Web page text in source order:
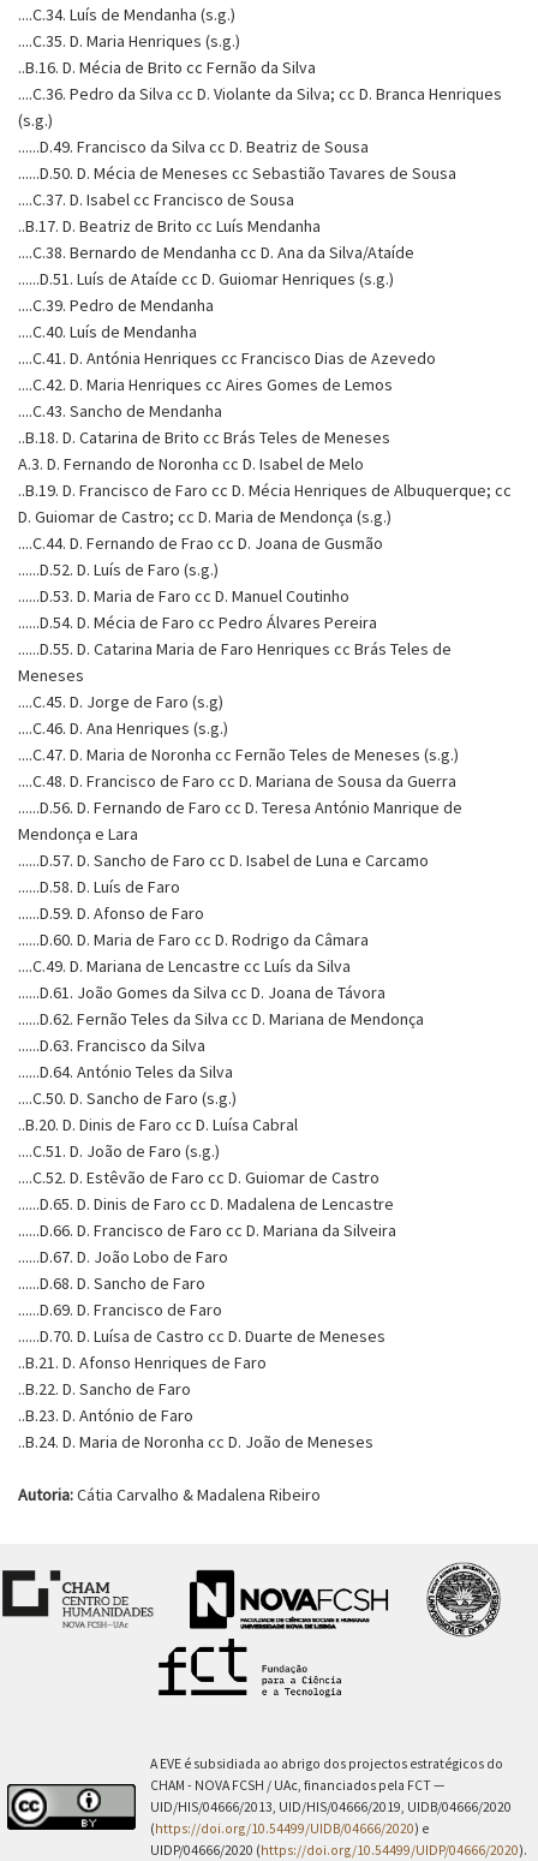
....C.34. Luís de Mendanha (s.g.)
....C.35. D. Maria Henriques (s.g.)
..B.16. D. Mécia de Brito cc Fernão da Silva
....C.36. Pedro da Silva cc D. Violante da Silva; cc D. Branca Henriques
(s.g.)
......D.49. Francisco da Silva cc D. Beatriz de Sousa
......D.50. D. Mécia de Meneses cc Sebastião Tavares de Sousa
....C.37. D. Isabel cc Francisco de Sousa
..B.17. D. Beatriz de Brito cc Luís Mendanha
....C.38. Bernardo de Mendanha cc D. Ana da Silva/Ataíde
......D.51. Luís de Ataíde cc D. Guiomar Henriques (s.g.)
....C.39. Pedro de Mendanha
....C.40. Luís de Mendanha
....C.41. D. Antónia Henriques cc Francisco Dias de Azevedo
....C.42. D. Maria Henriques cc Aires Gomes de Lemos
....C.43. Sancho de Mendanha
..B.18. D. Catarina de Brito cc Brás Teles de Meneses
A.3. D. Fernando de Noronha cc D. Isabel de Melo
..B.19. D. Francisco de Faro cc D. Mécia Henriques de Albuquerque; cc
D. Guiomar de Castro; cc D. Maria de Mendonça (s.g.)
....C.44. D. Fernando de Frao cc D. Joana de Gusmão
......D.52. D. Luís de Faro (s.g.)
......D.53. D. Maria de Faro cc D. Manuel Coutinho
......D.54. D. Mécia de Faro cc Pedro Álvares Pereira
......D.55. D. Catarina Maria de Faro Henriques cc Brás Teles de
Meneses
....C.45. D. Jorge de Faro (s.g)
....C.46. D. Ana Henriques (s.g.)
....C.47. D. Maria de Noronha cc Fernão Teles de Meneses (s.g.)
....C.48. D. Francisco de Faro cc D. Mariana de Sousa da Guerra
......D.56. D. Fernando de Faro cc D. Teresa António Manrique de
Mendonça e Lara
......D.57. D. Sancho de Faro cc D. Isabel de Luna e Carcamo
......D.58. D. Luís de Faro
......D.59. D. Afonso de Faro
......D.60. D. Maria de Faro cc D. Rodrigo da Câmara
....C.49. D. Mariana de Lencastre cc Luís da Silva
......D.61. João Gomes da Silva cc D. Joana de Távora
......D.62. Fernão Teles da Silva cc D. Mariana de Mendonça
......D.63. Francisco da Silva
......D.64. António Teles da Silva
....C.50. D. Sancho de Faro (s.g.)
..B.20. D. Dinis de Faro cc D. Luísa Cabral
....C.51. D. João de Faro (s.g.)
....C.52. D. Estêvão de Faro cc D. Guiomar de Castro
......D.65. D. Dinis de Faro cc D. Madalena de Lencastre
......D.66. D. Francisco de Faro cc D. Mariana da Silveira
......D.67. D. João Lobo de Faro
......D.68. D. Sancho de Faro
......D.69. D. Francisco de Faro
......D.70. D. Luísa de Castro cc D. Duarte de Meneses
..B.21. D. Afonso Henriques de Faro
..B.22. D. Sancho de Faro
..B.23. D. António de Faro
..B.24. D. Maria de Noronha cc D. João de Meneses
Autoria:Cátia Carvalho & Madalena Ribeiro
A EVE é subsidiada ao abrigo dos projectos estratégicos do
CHAM - NOVA FCSH / UAc, financiados pela FCT —
UID/HIS/04666/2013, UID/HIS/04666/2019, UIDB/04666/2020
(https://doi.org/10.54499/UIDB/04666/2020) e
UIDP/04666/2020 (https://doi.org/10.54499/UIDP/04666/2020).